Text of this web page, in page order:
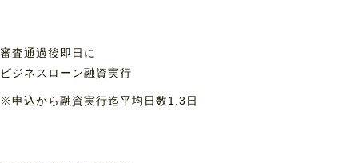
審査通過後即日に
ビジネスローン融資実行
※申込から融資実行迄平均日数1.3日